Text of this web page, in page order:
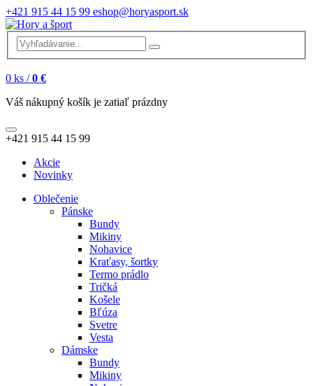
+421 915 44 15 99 eshop@horyasport.sk
0 ks / 0 €
Váš nákupný košík je zatiaľ prázdny
+421 915 44 15 99
Akcie
Novinky
Oblečenie
Pánske
Bundy
Mikiny
Nohavice
Kraťasy, šortky
Termo prádlo
Tričká
Košele
Bľúza
Svetre
Vesta
Dámske
Bundy
Mikiny